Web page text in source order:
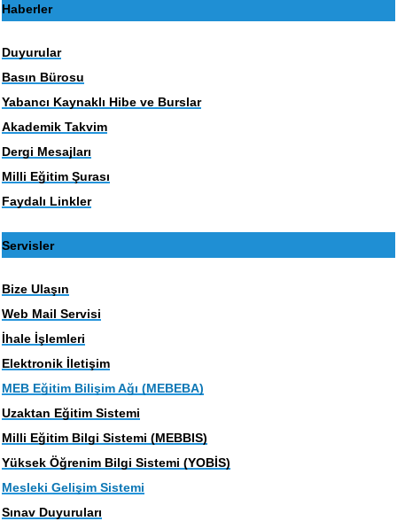
Haberler
Duyurular
Basın Bürosu
Yabancı Kaynaklı Hibe ve Burslar
Akademik Takvim
Dergi Mesajları
Milli Eğitim Şurası
Faydalı Linkler
Servisler
Bize Ulaşın
Web Mail Servisi
İhale İşlemleri
Elektronik İletişim
MEB Eğitim Bilişim Ağı (MEBEBA)
Uzaktan Eğitim Sistemi
Milli Eğitim Bilgi Sistemi (MEBBIS)
Yüksek Öğrenim Bilgi Sistemi (YOBİS)
Mesleki Gelişim Sistemi
Sınav Duyuruları